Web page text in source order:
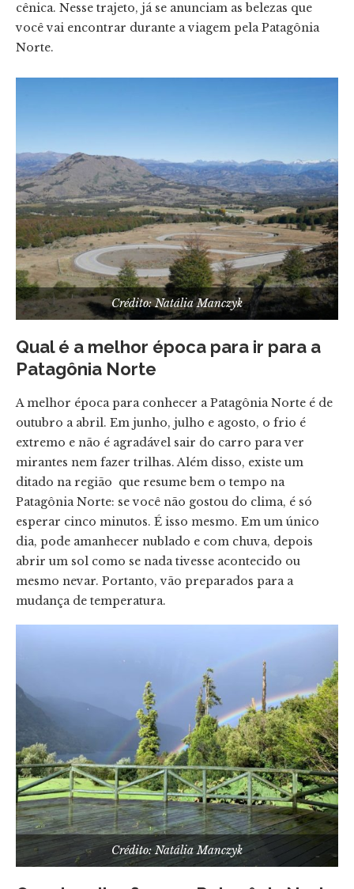
cênica. Nesse trajeto, já se anunciam as belezas que
você vai encontrar durante a viagem pela Patagônia
Norte.
Crédito: Natália Manczyk
Qual é a melhor época para ir para a
Patagônia Norte
A melhor época para conhecer a Patagônia Norte é de
outubro a abril. Em junho, julho e agosto, o frio é
extremo e não é agradável sair do carro para ver
mirantes nem fazer trilhas. Além disso, existe um
ditado na região que resume bem o tempo na
Patagônia Norte: se você não gostou do clima, é só
esperar cinco minutos. É isso mesmo. Em um único
dia, pode amanhecer nublado e com chuva, depois
abrir um sol como se nada tivesse acontecido ou
mesmo nevar. Portanto, vão preparados para a
mudança de temperatura.
Crédito: Natália Manczyk